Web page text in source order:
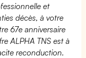
et
décès, à votre
67e anniversaire
ALPHA TNS est à
reconduction.